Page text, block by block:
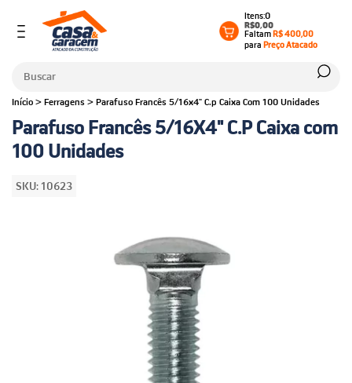
0
R$0,00
FaltamR$ 400,00
paraPreço Atacado
Início > Ferragens > Parafuso Francês 5/16x4" C.p Caixa Com 100 Unidades
Parafuso Francês 5/16X4" C.P Caixa com
100 Unidades
SKU: 10623